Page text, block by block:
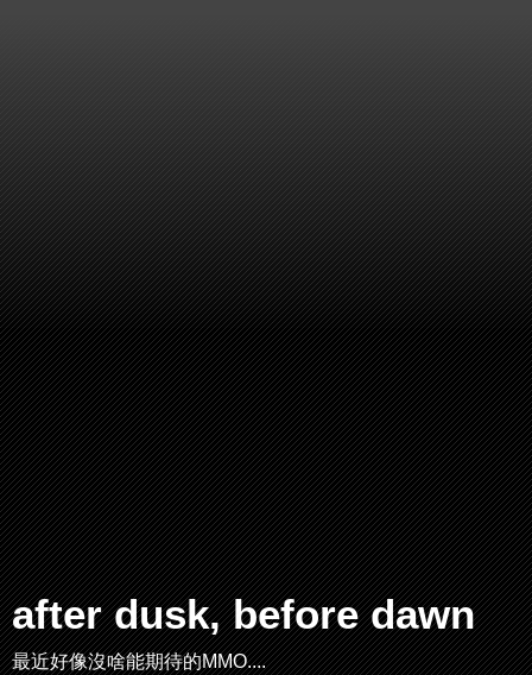
after dusk, before dawn
最近好像沒啥能期待的MMO....